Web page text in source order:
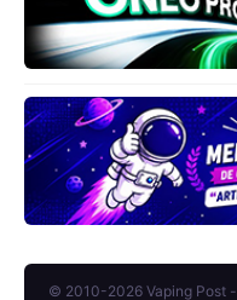
© 2010-2026 Vaping Post -